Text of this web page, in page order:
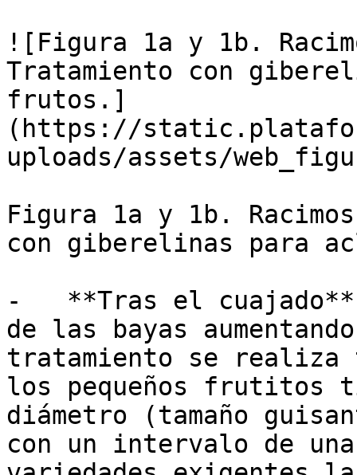
![Figura 1a y 1b.
Tratamiento con
frutos.]
(https://
uploads/assets/
Figura 1a y 1b.
con giberelinas para
-   **Tras el
de las bayas
tratamiento se
los pequeños frutitos
diámetro (tamaño
con un intervalo de